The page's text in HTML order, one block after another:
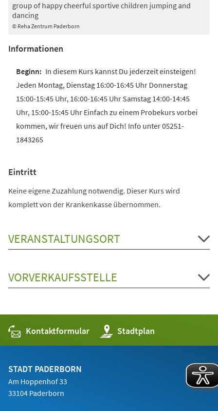
© Reha Zentrum Paderborn
group of happy cheerful sportive children jumping and
dancing
Informationen
In diesem Kurs kannst Du jederzeit einsteigen!
Jeden Montag, Dienstag 16:00-16:45 Uhr Donnerstag
15:00-15:45 Uhr, 16:00-16:45 Uhr Samstag 14:00-14:45
Uhr, 15:00-15:45 Uhr Einfach zu einem Probekurs vorbei
kommen, wir freuen uns auf Dich! Info unter 05251-
1843265
Eintritt
Keine eigene Zuzahlung notwendig. Dieser Kurs wird
komplett von der Krankenkasse übernommen.
VERANSTALTUNGSORT
VORVERKAUFSSTELLE
Kontaktformular Stadtplan
(Öffnet
in
einem
STADT PADERBORN
Am Hoppenhof 33
33104 Paderborn